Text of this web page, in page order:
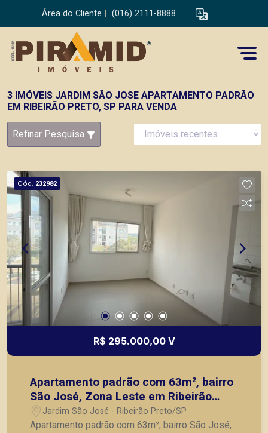
Área do Cliente (016) 2111-8888
3 IMÓVEIS JARDIM SÃO JOSE APARTAMENTO PADRÃO
EM RIBEIRÃO PRETO, SP PARA VENDA
Refinar Pesquisa
Cód. 232982
R$ 295.000,00 V
Apartamento padrão com 63m², bairro
São José, Zona Leste em Ribeirão
Preto/SP.
Jardim São José - Ribeirão Preto/SP
Apartamento padrão com 63m², bairro São José,